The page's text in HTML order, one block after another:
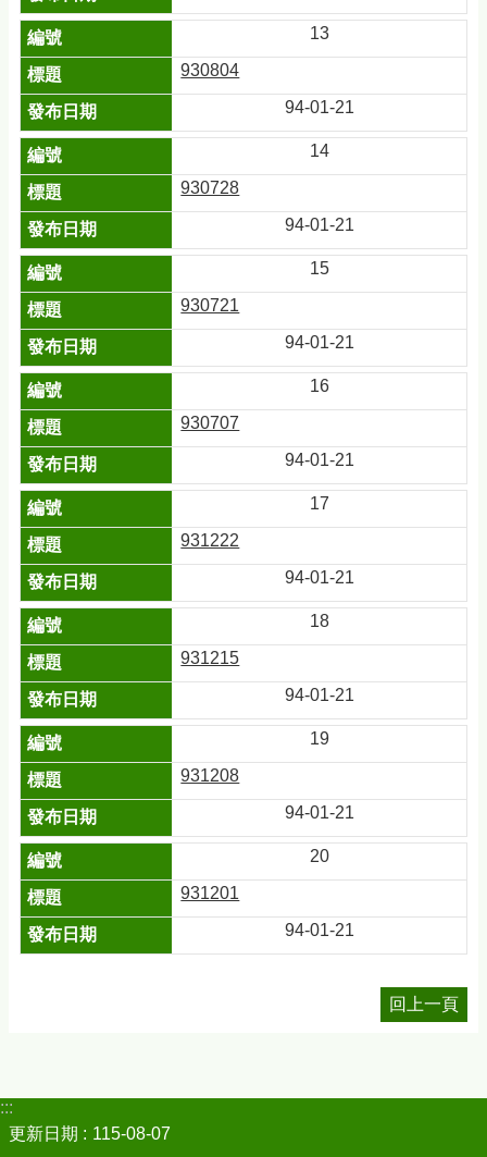
13
930804
94-01-21
14
930728
94-01-21
15
930721
94-01-21
16
930707
94-01-21
17
931222
94-01-21
18
931215
94-01-21
19
931208
94-01-21
20
931201
94-01-21
回上一頁
:::
更新日期
115-08-07